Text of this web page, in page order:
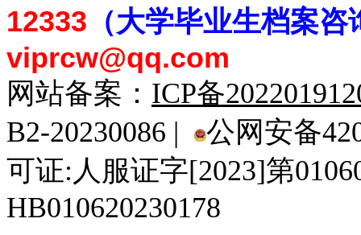
12333 （大学毕业生档案咨
viprcw@qq.com
网站备案： ICP备
B2-20230086 |
公网安备
可证:人服证字[2023]第
HB010620230178